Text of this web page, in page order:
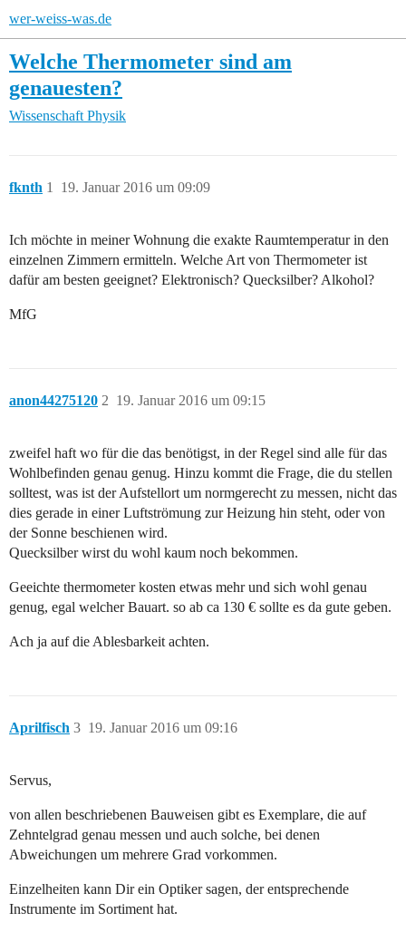
wer-weiss-was.de
Welche Thermometer sind am
genauesten?
Wissenschaft Physik
fknth 19. Januar 2016 um 09:09
1
Ich möchte in meiner Wohnung die exakte Raumtemperatur in den
einzelnen Zimmern ermitteln. Welche Art von Thermometer ist
dafür am besten geeignet? Elektronisch? Quecksilber? Alkohol?
MfG
anon44275120 19. Januar 2016 um 09:15
2
zweifel haft wo für die das benötigst, in der Regel sind alle für das
Wohlbefinden genau genug. Hinzu kommt die Frage, die du stellen
solltest, was ist der Aufstellort um normgerecht zu messen, nicht das
dies gerade in einer Luftströmung zur Heizung hin steht, oder von
der Sonne beschienen wird.
Quecksilber wirst du wohl kaum noch bekommen.
Geeichte thermometer kosten etwas mehr und sich wohl genau
genug, egal welcher Bauart. so ab ca 130 € sollte es da gute geben.
Ach ja auf die Ablesbarkeit achten.
Aprilfisch 19. Januar 2016 um 09:16
3
Servus,
von allen beschriebenen Bauweisen gibt es Exemplare, die auf
Zehntelgrad genau messen und auch solche, bei denen
Abweichungen um mehrere Grad vorkommen.
Einzelheiten kann Dir ein Optiker sagen, der entsprechende
Instrumente im Sortiment hat.